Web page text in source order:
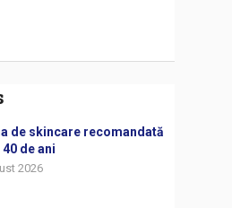
de skincare recomandată
40 de ani
2026